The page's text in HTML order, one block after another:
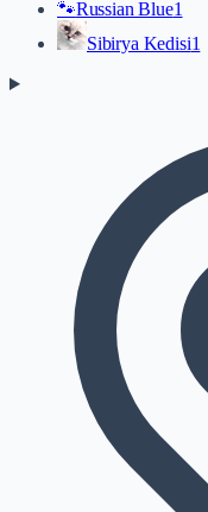
🐾Russian Blue1
Sibirya Kedisi1